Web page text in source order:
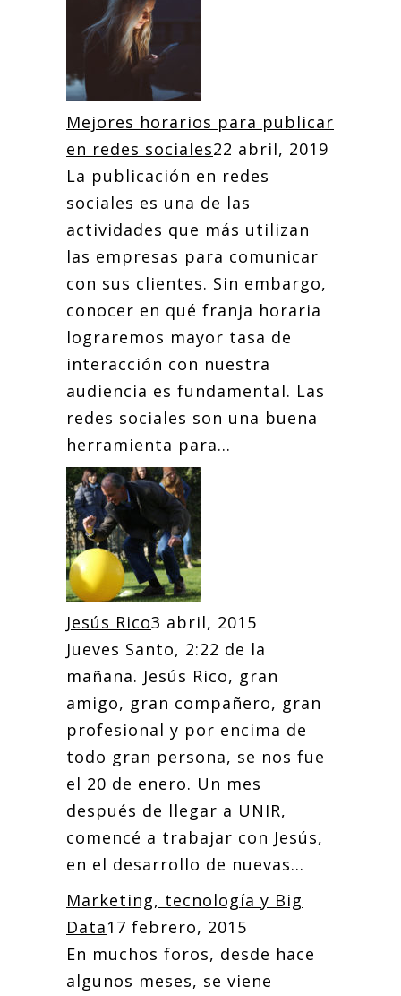
Mejores horarios para publicar
en redes sociales22 abril, 2019
La publicación en redes
sociales es una de las
actividades que más utilizan
las empresas para comunicar
con sus clientes. Sin embargo,
conocer en qué franja horaria
lograremos mayor tasa de
interacción con nuestra
audiencia es fundamental. Las
redes sociales son una buena
herramienta para...
Jesús Rico3 abril, 2015
Jueves Santo, 2:22 de la
mañana. Jesús Rico, gran
amigo, gran compañero, gran
profesional y por encima de
todo gran persona, se nos fue
el 20 de enero. Un mes
después de llegar a UNIR,
comencé a trabajar con Jesús,
en el desarrollo de nuevas...
Marketing, tecnología y Big
Data17 febrero, 2015
En muchos foros, desde hace
algunos meses, se viene